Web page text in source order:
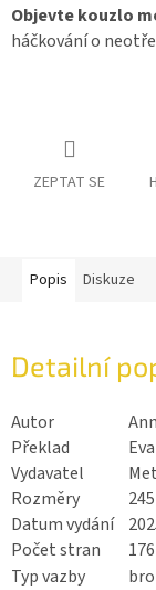
Objevte kouzlo
háčkování o
ZEPTAT SE
Popis Diskuze
Detailní
Autor
Překlad
Vydavatel
Rozměry
Datum vydání
Počet stran
176
Typ vazby